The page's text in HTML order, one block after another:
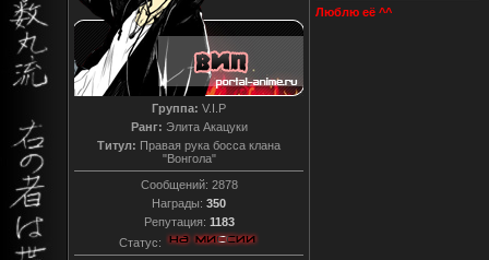
Группа: V.I.P
Ранг: Элита Акацуки
Титул: Правая рука босса клана
"Вонгола"
Сообщений: 2878
Награды: 350
Репутация: 1183
Статус:
Люблю её ^^